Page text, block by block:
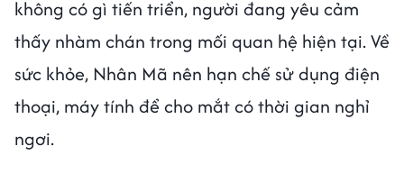
không có gì tiến triển, người đang yêu cảm
thấy nhàm chán trong mối quan hệ hiện tại. Về
sức khỏe, Nhân Mã nên hạn chế sử dụng điện
thoại, máy tính để cho mắt có thời gian nghỉ
ngơi.